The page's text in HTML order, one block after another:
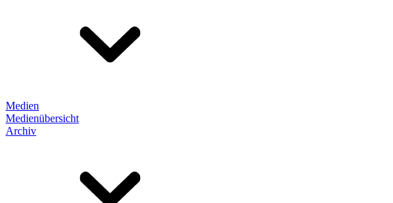
Medien
Medienübersicht
Archiv